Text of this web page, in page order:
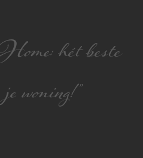
hét beste
woning!”